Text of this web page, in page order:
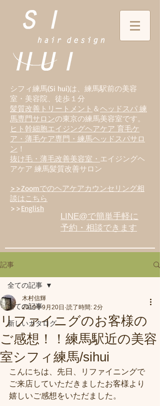
シフィ練馬(Si hui)は、 練馬駅前の美容
室・美容院、徒歩１分
髪質改善トリートメント ＆ヘッドスパ 練
馬専門サロンの東京の練馬美容室です。
ヒト幹細胞エイジングヘアケア 育毛ケ
ア・薄毛ケア専門・練馬ヘッドスパサロ
ン ！
抜け毛・薄毛改善美容室・ エイジングヘ
アケア 練馬髪質改善サロン
>>Zoomでのヘアケアカウンセリング相
談はこちら
>>English
LINE@で簡単手軽に
予約・相談できます
記事
全ての記事
新しいカタログ
全ての記事
リファイニグのお客様の
ご感想！！練馬駅近の美容
室シフィ練馬/sihui
木村信輝
2019年9月20日 読了時間: 2分
こんにちは、先日、リファイニングで
ご来店していただきましたお客様より
嬉しいご感想をいただました。